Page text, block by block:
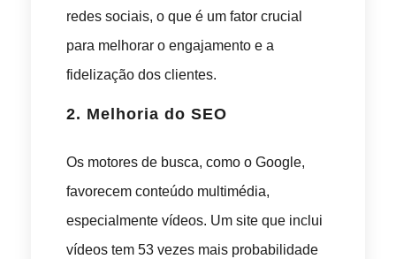
redes sociais, o que é um fator crucial
para melhorar o engajamento e a
fidelização dos clientes.
2. Melhoria do SEO
Os motores de busca, como o Google,
favorecem conteúdo multimédia,
especialmente vídeos. Um site que inclui
vídeos tem 53 vezes mais probabilidade